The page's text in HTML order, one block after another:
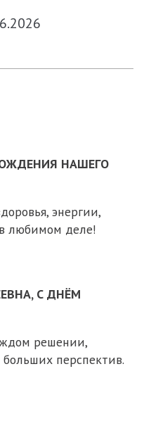
НАШЕГО
энергии,
любимом деле!
С ДНЁМ
решении,
перспектив.